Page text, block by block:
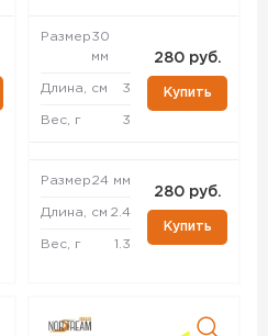
Размер30
мм
Длина, см 3
Вес, г 3
280 руб.
Купить
Размер24 мм
Длина, см 2.4
Вес, г 1.3
280 руб.
Купить